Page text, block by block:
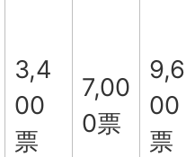
3,4
00
票
7,00
0票
9,6
00
票